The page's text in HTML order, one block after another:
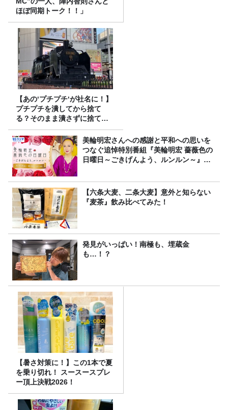
ほぼ同期トーク！！」
【あの‘プチプチ‘が社名に！】
プチプチを潰してから捨て
る？そのまま潰さずに捨て
る？
美輪明宏さんへの感謝と平和への思いを
つなぐ追悼特別番組『美輪明宏 薔薇色の
日曜日～ごきげんよう、ルンルン～』
【六条大麦、二条大麦】意外と知らない
『麦茶』飲み比べてみた！
発見がいっぱい！南極も、埋蔵金
も…！？
【暑さ対策に！】この1本で夏
を乗り切れ！ スースースプレ
ー頂上決戦2026！